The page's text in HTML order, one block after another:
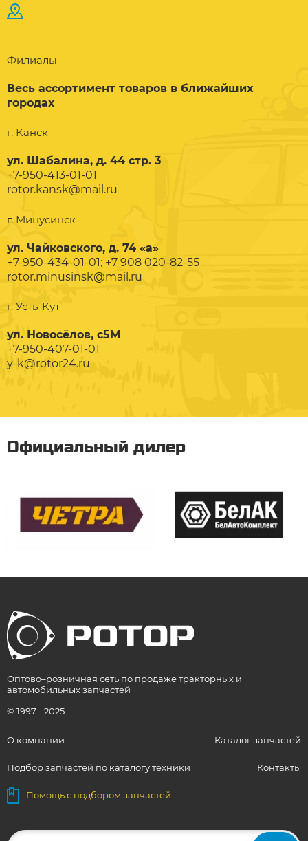
Филиалы
Весь ассортимент товаров в ближайших
городах
г. Канск
ул. Шабалина, д. 44 стр. 3
+7-950-413-01-01
rotor.kansk@mail.ru
г. Минусинск
ул. Чайковского, д. 74 «а»
+7-950-434-01-01; +7 908 020-82-55
rotor.minusinsk@mail.ru
г. Усть-Кут
ул. Новосёлов, с5М
+7-950-407-01-01
y-k@rotor24.ru
Официальный дилер
Оптово–розничная сеть по продаже тракторных и
автомобильных запчастей
© 1997 - 2025
О компании Каталог запчастей
Подбор запчастей по каталогу техники Контакты
Помощь с подбором запчастей